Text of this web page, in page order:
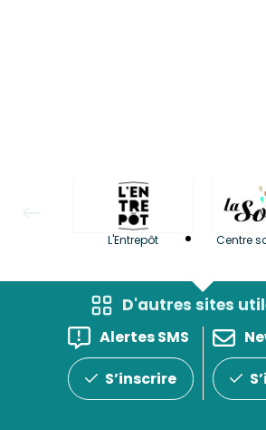
L'Entrepôt Centre
D'autres sites
Alertes SMS
S’inscrire